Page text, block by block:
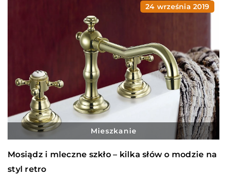
24 września 2019
Mieszkanie
Mosiądz i mleczne szkło – kilka słów o modzie na
styl retro